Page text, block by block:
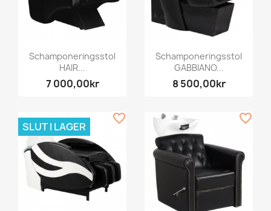
Schamponeringsstol
HAIR...
7 000,00kr
Schamponeringsstol
GABBIANO...
8 500,00kr
SLUT I LAGER
favorite_border favorite_border